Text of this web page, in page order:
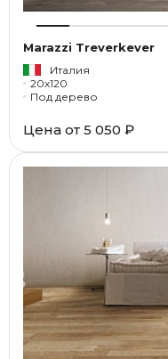
Marazzi Treverkever
Италия
20x120
Под дерево
Цена от 5 050 ₽